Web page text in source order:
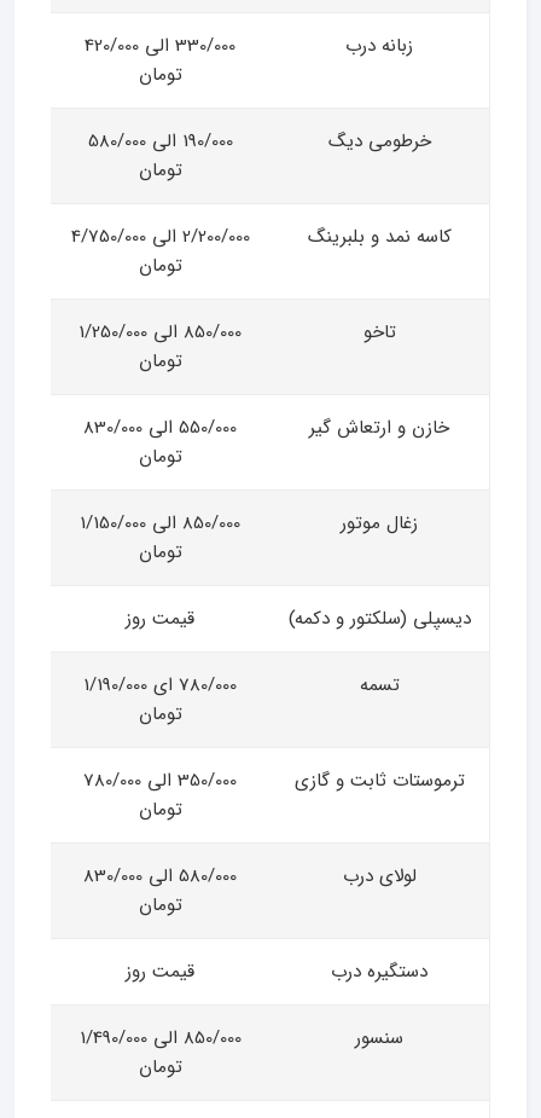
زبانه درب
330/000 الی 420/000
تومان
خرطومی دیگ
190/000 الی 580/000
تومان
کاسه نمد و بلبرینگ
2/200/000 الی 4/750/000
تومان
تاخو
850/000 الی 1/250/000
تومان
خازن و ارتعاش گیر
550/000 الی 830/000
تومان
زغال موتور
850/000 الی 1/150/000
تومان
دیسپلی (سلکتور و دکمه) قیمت روز
تسمه
780/000 ای 1/190/000
تومان
ترموستات ثابت و گازی
350/000 الی 780/000
تومان
لولای درب
580/000 الی 830/000
تومان
دستگیره درب قیمت روز
سنسور
850/000 الی 1/490/000
تومان